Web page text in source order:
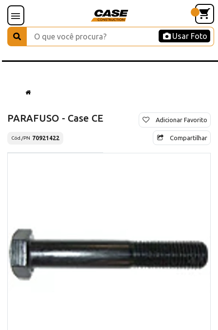
Usar Foto
PARAFUSO - Case CE
Cód./PN 70921422
Adicionar Favorito
Compartilhar